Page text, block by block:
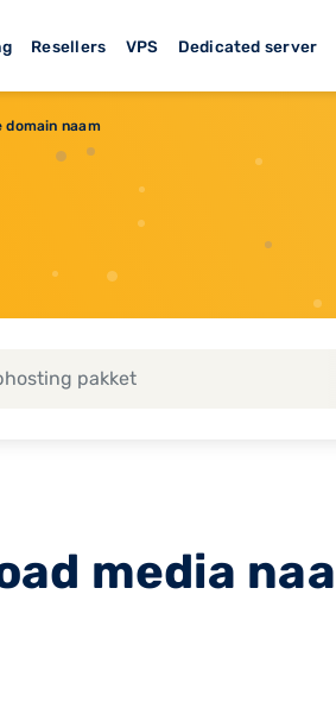
Resellers VPS Dedicated server
domain naam
media